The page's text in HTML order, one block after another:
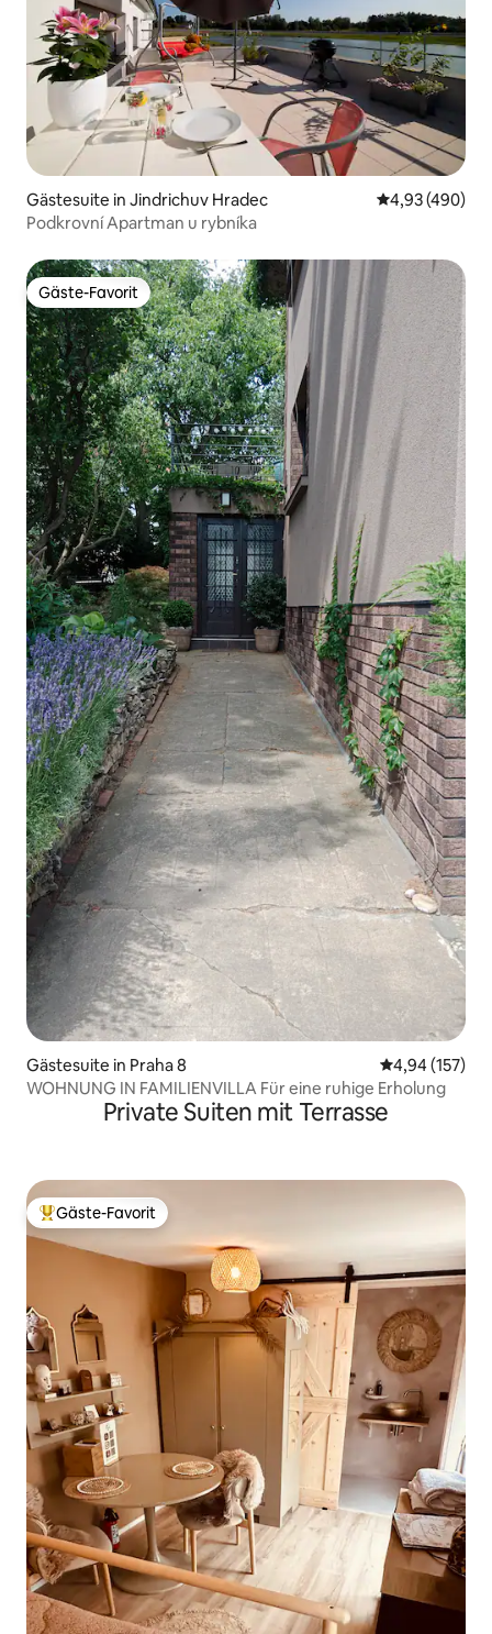
Gästesuite in Jindrichuv Hradec
4,93 (490)
Podkrovní Apartman u rybníka
Gäste-Favorit
Gäste-Favorit
Gästesuite in Praha 8
4,94 (157)
WOHNUNG IN FAMILIENVILLA Für eine ruhige Erholung
Private Suiten mit Terrasse
Beliebter Gäste-Favorit.
Gäste-Favorit